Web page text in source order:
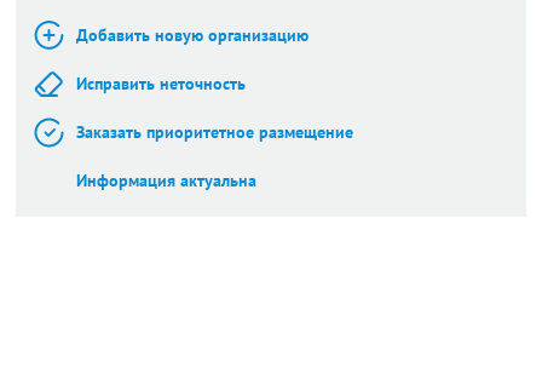
Добавить новую организацию
Исправить неточность
Заказать приоритетное размещение
Информация актуальна